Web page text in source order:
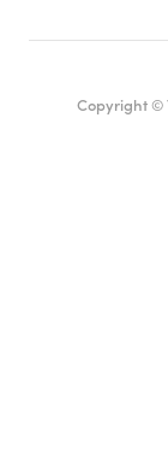
Copyright ©